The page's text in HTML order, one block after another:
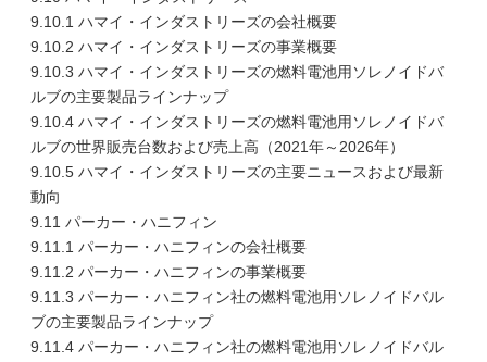
9.10.1 ハマイ・インダストリーズの会社概要
9.10.2 ハマイ・インダストリーズの事業概要
9.10.3 ハマイ・インダストリーズの燃料電池用ソレノイドバ
ルブの主要製品ラインナップ
9.10.4 ハマイ・インダストリーズの燃料電池用ソレノイドバ
ルブの世界販売台数および売上高（2021年～2026年）
9.10.5 ハマイ・インダストリーズの主要ニュースおよび最新
動向
9.11 パーカー・ハニフィン
9.11.1 パーカー・ハニフィンの会社概要
9.11.2 パーカー・ハニフィンの事業概要
9.11.3 パーカー・ハニフィン社の燃料電池用ソレノイドバル
ブの主要製品ラインナップ
9.11.4 パーカー・ハニフィン社の燃料電池用ソレノイドバル